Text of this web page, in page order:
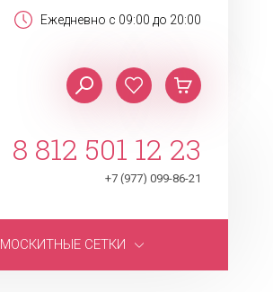
Ежедневно с 09:00 до 20:00
8 812 501 12 23
+7 (977) 099-86-21
МОСКИТНЫЕ СЕТКИ